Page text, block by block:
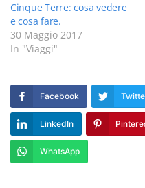
Cinque Terre: cosa vedere
e cosa fare.
30 Maggio 2017
In "Viaggi"
Facebook
LinkedIn
WhatsApp